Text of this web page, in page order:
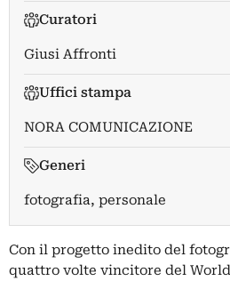
Curatori
Giusi Affronti
Uffici stampa
NORA COMUNICAZIONE
Generi
fotografia, personale
Con il progetto inedito del
quattro volte vincitore del